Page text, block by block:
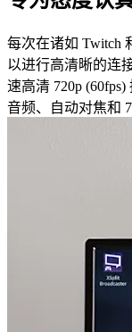
每次在诸如 Twitch
以进行高清晰的连
速高清 720p
音频、自动对焦和